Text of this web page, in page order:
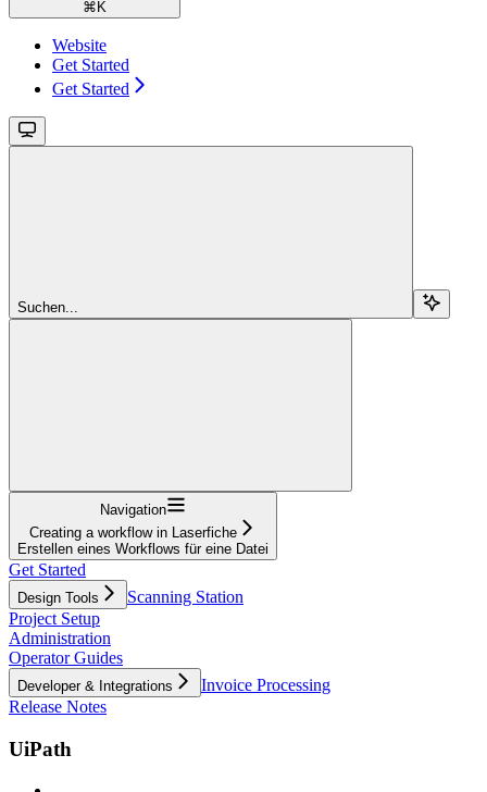
⌘ K
Website
Get Started
Get Started
Suchen...
Navigation
Creating a workflow in Laserfiche
Erstellen eines Workflows für eine Datei
Get Started
Design Tools
Scanning Station
Project Setup
Administration
Operator Guides
Developer & Integrations
Invoice Processing
Release Notes
UiPath